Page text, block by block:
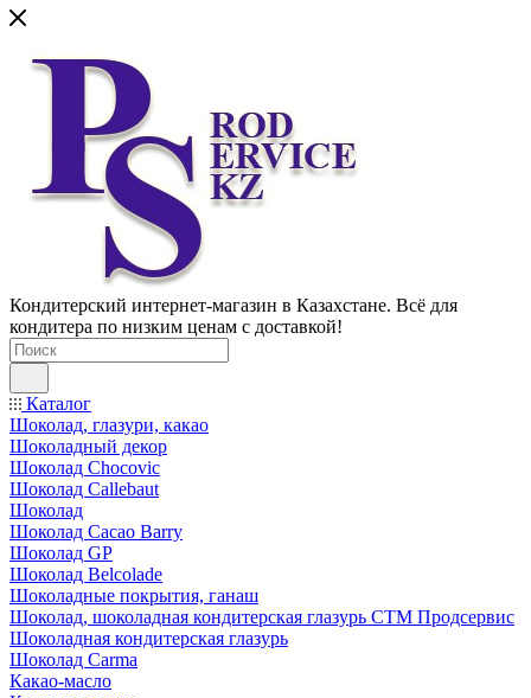
Кондитерский интернет-магазин в Казахстане. Всё для
кондитера по низким ценам с доставкой!
Каталог
Шоколад, глазури, какао
Шоколадный декор
Шоколад Chocovic
Шоколад Callebaut
Шоколад
Шоколад Cacao Barry
Шоколад GP
Шоколад Belcolade
Шоколадные покрытия, ганаш
Шоколад, шоколадная кондитерская глазурь СТМ Продсервис
Шоколадная кондитерская глазурь
Шоколад Carma
Какао-масло